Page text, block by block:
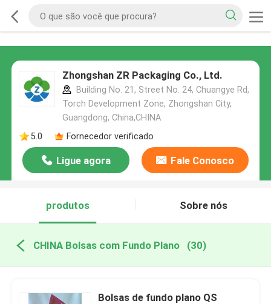
Zhongshan ZR Packaging Co., Ltd.
Building No. 21, Street No. 24, Chuangye Rd,
Torch Development Zone, Zhongshan City,
Guangdong, China,CHINA
5.0
Fornecedor verificado
Ligue agora Fale Conosco
produtos Sobre nós
CHINA Bolsas com Fundo Plano (30)
Bolsas de fundo plano QS